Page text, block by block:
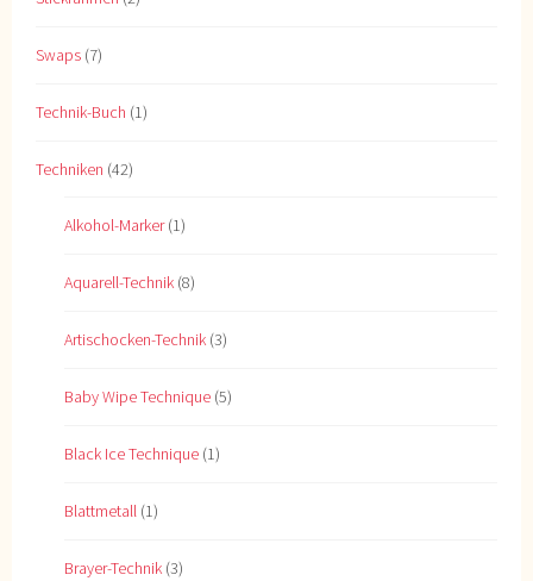
Swaps (7)
Technik-Buch (1)
Techniken (42)
Alkohol-Marker(1)
Aquarell-Technik (8)
Artischocken-Technik (3)
Baby Wipe Technique (5)
Black Ice Technique (1)
Blattmetall (1)
Brayer-Technik (3)